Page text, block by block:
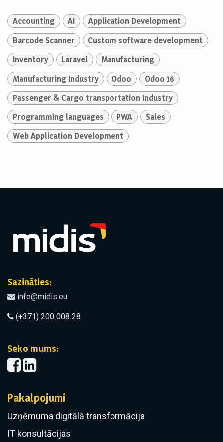
Accounting AI
Application Development
Barcode Scanner
Custom software development
Inventory
Laravel
Manufacturing
Manufacturing Industry
Odoo
Odoo 16
Passenger & Cargo transportation Industry
Programming languages
PWA
Sales
Web Application Development
Sazināties:
info@midis.eu
(+371) 200 008 28
Seko mums:
Pakalpojumi
Uzņēmuma digitālā transformācija
IT konsultācijas